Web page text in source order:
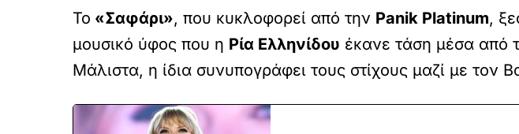
Το «Σαφάρι», που κυκλοφορεί από την Panik Platinum,
μουσικό ύφος που η Ρία Ελληνίδου έκανε τάση μέσα από
Μάλιστα, η ίδια συνυπογράφει τους στίχους μαζί με